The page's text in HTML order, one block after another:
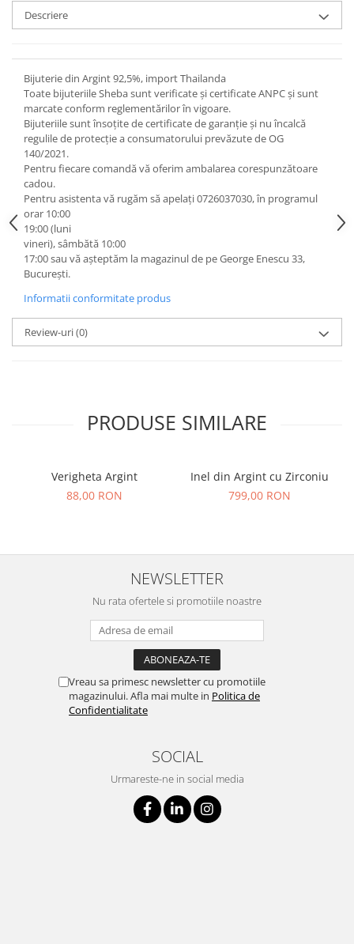
Descriere
Bijuterie din Argint 92,5%, import Thailanda
Toate bijuteriile Sheba sunt verificate şi certificate ANPC și sunt
marcate conform reglementărilor în vigoare.
Bijuteriile sunt însoţite de certificate de garanţie și nu încalcă
regulile de protecție a consumatorului prevăzute de OG
140/2021.
Pentru fiecare comandă vă oferim ambalarea corespunzătoare
cadou.
Pentru asistenta vă rugăm să apelați 0726037030, în programul
orar 10:00
19:00 (luni
vineri), sâmbătă 10:00
17:00 sau vă așteptăm la magazinul de pe George Enescu 33,
București.
Informatii conformitate produs
Review-uri(0)
PRODUSE SIMILARE
Verigheta Argint
88,00 RON
Inel din Argint cu Zirconiu
799,00 RON
NEWSLETTER
Nu rata ofertele si promotiile noastre
Vreau sa primesc newsletter cu promotiile
magazinului. Afla mai multe in Politica de
Confidentialitate
SOCIAL
Urmareste-ne in social media